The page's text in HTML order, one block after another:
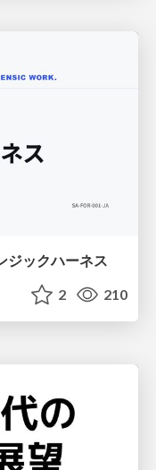
ジックハーネス
2 210